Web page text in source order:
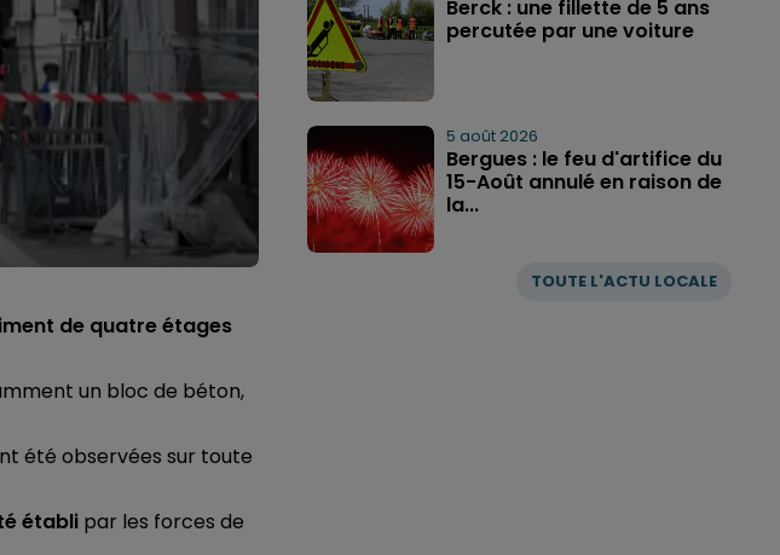
de quatre étages
un bloc de béton,
été observées sur toute
établi par les forces de
TOUTE L'ACTU LOCALE
Berck : une fillette de 5 ans
percutée par une voiture
5 août 2026
Bergues : le feu d'artifice du
15-Août annulé en raison de
la...